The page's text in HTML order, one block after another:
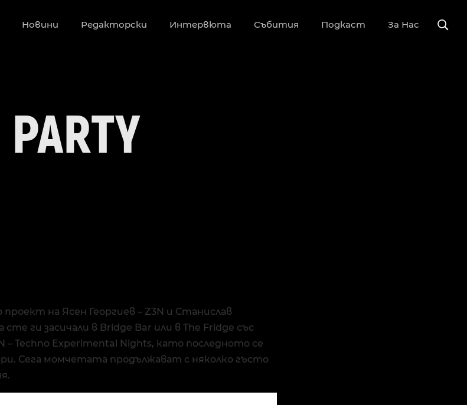
Новини Редакторски Интервюта Събития Подкаст За Нас
на Ясен Георгиев – Z3N и Станислав
сте ги засичали в Bridge Bar или в The Fridge със
Techno Experimental Nights, като последното се
Сега момчетата продължават с няколко гъсто